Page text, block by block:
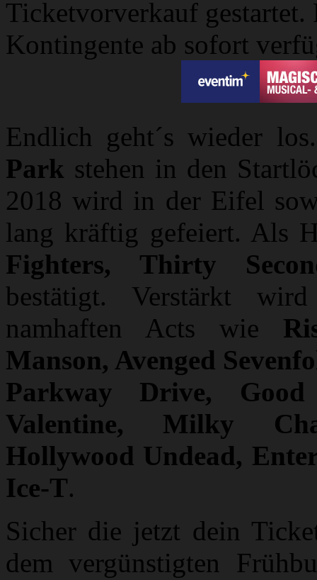
Endlich geht´s wieder
Park stehen in den
2018 wird in der Eifel
lang kräftig gefeiert. Als
Fighters, Thirty
bestätigt. Verstärkt
namhaften Acts wie
Manson, Avenged
Parkway Drive,
Valentine, Milky
Hollywood Undead,
Ice-T.
Sicher die jetzt dein
dem vergünstigten